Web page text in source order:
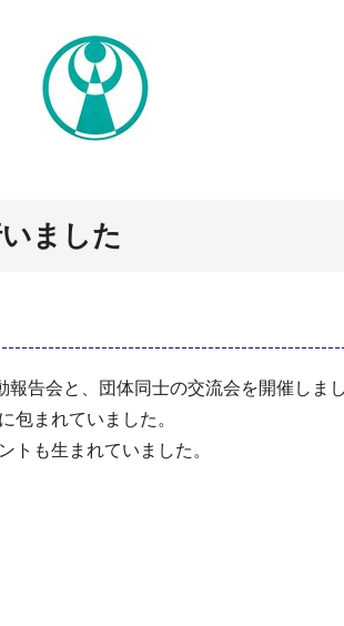
ました
告会と、団体同士の交流会を開催しま
包まれていました。
トも生まれていました。